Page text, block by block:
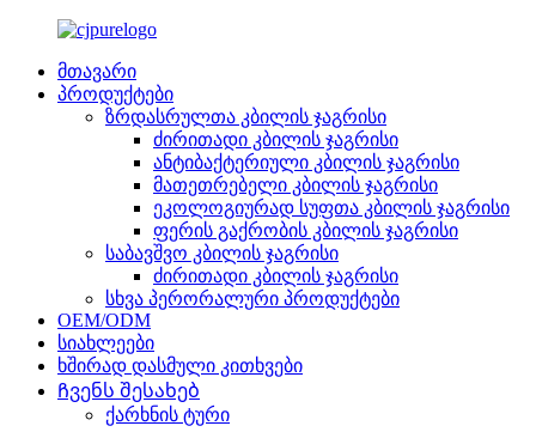
მთავარი
პროდუქტები
ზრდასრულთა კბილის ჯაგრისი
ძირითადი კბილის ჯაგრისი
ანტიბაქტერიული კბილის ჯაგრისი
მათეთრებელი კბილის ჯაგრისი
ეკოლოგიურად სუფთა კბილის ჯაგრისი
ფერის გაქრობის კბილის ჯაგრისი
საბავშვო კბილის ჯაგრისი
ძირითადი კბილის ჯაგრისი
სხვა პერორალური პროდუქტები
OEM/ODM
სიახლეები
ხშირად დასმული კითხვები
Ჩვენს შესახებ
ქარხნის ტური